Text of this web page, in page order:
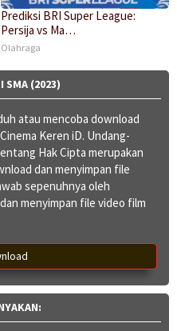
Prediksi BRI Super League:
Persija vs Ma…
Olahraga
SMA (2023)
atau mencoba download
Keren iD. Undang-
Hak Cipta merupakan
dan menyimpan file
sepenuhnya oleh
menyimpan file video film